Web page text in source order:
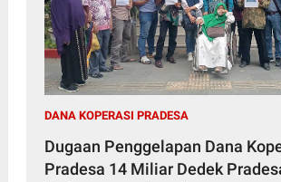
DANA KOPERASI PRADESA
Dugaan Penggelapan Dana
Pradesa 14 Miliar Dedek